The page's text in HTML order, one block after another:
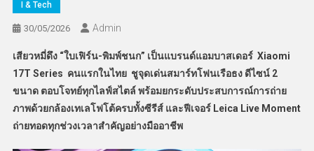
I & Tech
30/05/2026 Admin
เสียวหมี่ดึง “ใบเฟิร์น-พิมพ์ชนก” เป็นแบรนด์แอมบาสเดอร์ Xiaomi
17T Series คนแรกในไทย ชูจุดเด่นสมาร์ทโฟนเรือธง ดีไซน์ 2
ขนาด ตอบโจทย์ทุกไลฟ์สไตล์ พร้อมยกระดับประสบการณ์การถ่าย
ภาพด้วยกล้องเทเลโฟโต้ครบทั้งซีรีส์ และฟีเจอร์ Leica Live Moment
ถ่ายทอดทุกช่วงเวลาสำคัญอย่างมืออาชีพ